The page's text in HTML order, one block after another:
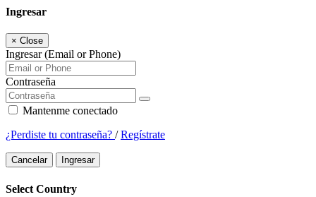
Ingresar
× Close
Ingresar (Email or Phone)
Contraseña
Mantenme conectado
¿Perdiste tu contraseña? /Regístrate
Cancelar Ingresar
Select Country